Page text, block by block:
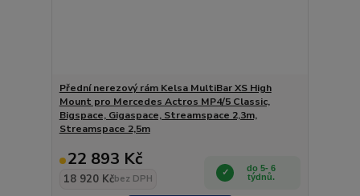
Přední nerezový rám Kelsa MultiBar XS High
Mount pro Mercedes Actros MP4/5 Classic,
Bigspace, Gigaspace, Streamspace 2,3m,
Streamspace 2,5m
22 893 Kč
18 920 Kčbez DPH
do 5- 6
týdnů.